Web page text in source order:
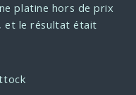
platine hors de prix
et le résultat était